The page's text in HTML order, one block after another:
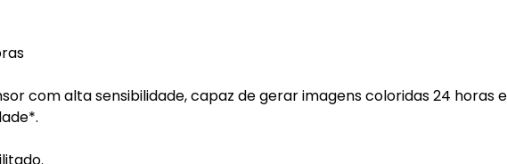
com alta sensibilidade, capaz de gerar imagens coloridas 24 horas